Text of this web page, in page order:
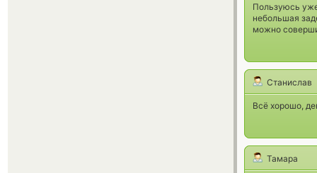
Пользуюсь
небольшая
можно
Станислав
Всё хорошо,
Тамара